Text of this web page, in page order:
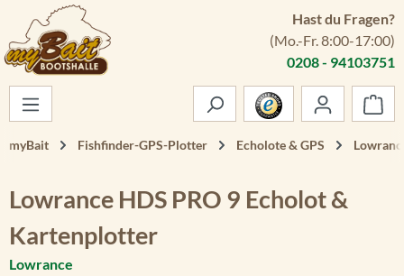
Zum Hauptinhalt springen
Hast du Fragen?
(Mo.-Fr. 8:00-17:00)
0208 - 94103751
myBait Fishfinder-GPS-Plotter Echolote & GPS
Lowrance HDS PRO 9 Echolot &
Kartenplotter
Lowrance